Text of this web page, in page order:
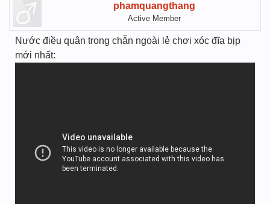
phamquangthang
Active Member
Nước điều quân trong chẵn ngoài lẻ chơi xóc đĩa bịp
mới nhất: